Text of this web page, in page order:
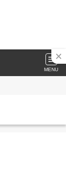
MENU